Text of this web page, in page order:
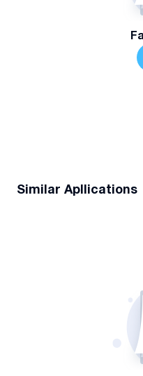
Similar Apllications